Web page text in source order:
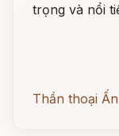
trọng và nổi
Thần thoại